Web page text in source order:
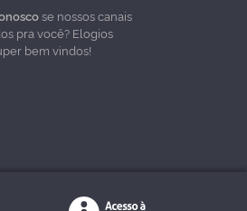
se nossos canais
pra você? Elogios
bem vindos!